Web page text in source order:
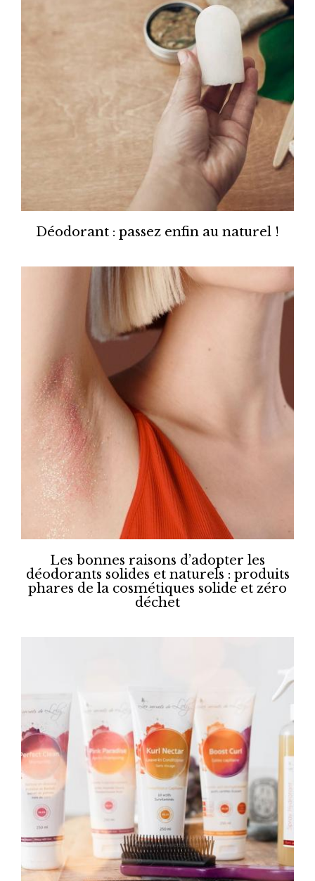
Déodorant : passez enfin au naturel !
Les bonnes raisons d’adopter les
déodorants solides et naturels : produits
phares de la cosmétiques solide et zéro
déchet